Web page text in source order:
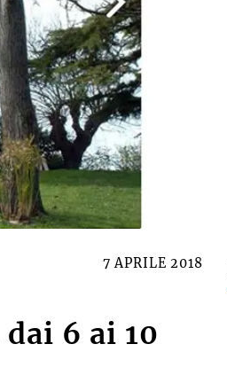
7 APRILE 2018
6 ai 10